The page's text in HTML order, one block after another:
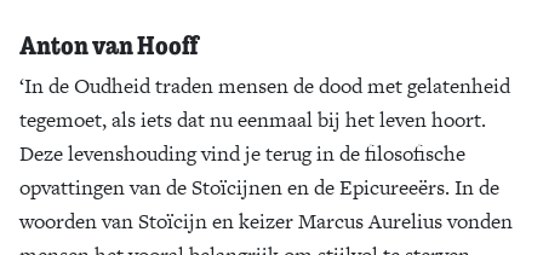
Anton van Hooff
‘In de Oudheid traden mensen de dood met gelatenheid
tegemoet, als iets dat nu eenmaal bij het leven hoort.
Deze levenshouding vind je terug in de filosofische
opvattingen van de Stoïcijnen en de Epicureeërs. In de
woorden van Stoïcijn en keizer Marcus Aurelius vonden